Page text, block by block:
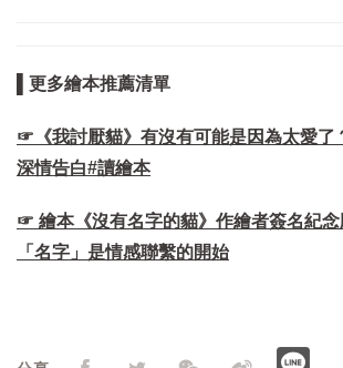
▌更多繪本推薦清單
☞《我討厭貓》有沒有可能是因為太愛了
深情告白#讀繪本
☞ 繪本《沒有名字的貓》作繪者簽名紀
「名字」是情感聯繫的開始